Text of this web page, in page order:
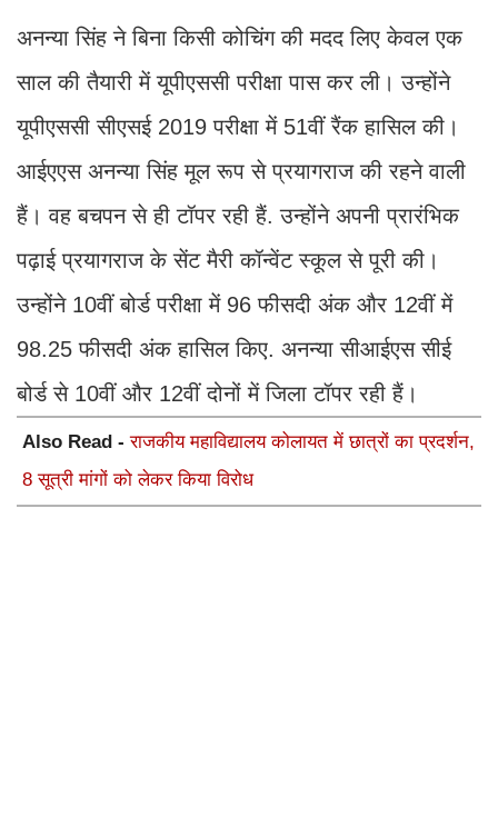
अनन्या सिंह ने बिना किसी कोचिंग की मदद लिए केवल एक
साल की तैयारी में यूपीएससी परीक्षा पास कर ली। उन्होंने
यूपीएससी सीएसई 2019 परीक्षा में 51वीं रैंक हासिल की।
आईएएस अनन्या सिंह मूल रूप से प्रयागराज की रहने वाली
हैं। वह बचपन से ही टॉपर रही हैं. उन्होंने अपनी प्रारंभिक
पढ़ाई प्रयागराज के सेंट मैरी कॉन्वेंट स्कूल से पूरी की।
उन्होंने 10वीं बोर्ड परीक्षा में 96 फीसदी अंक और 12वीं में
98.25 फीसदी अंक हासिल किए. अनन्या सीआईएस सीई
बोर्ड से 10वीं और 12वीं दोनों में जिला टॉपर रही हैं।
Also Read -राजकीय महाविद्यालय कोलायत में छात्रों का प्रदर्शन,
8 सूत्री मांगों को लेकर किया विरोध